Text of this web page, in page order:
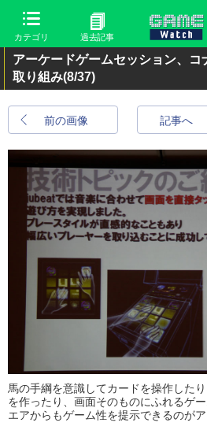
カテゴリ 過去記事
アーケードゲームセッション、
取り組み(8/37)
前の画像 記事へ
馬の手綱を意識してカードを操作した
を作ったり、画面そのものにふれるゲ
エアからもゲーム性を提示できるのが